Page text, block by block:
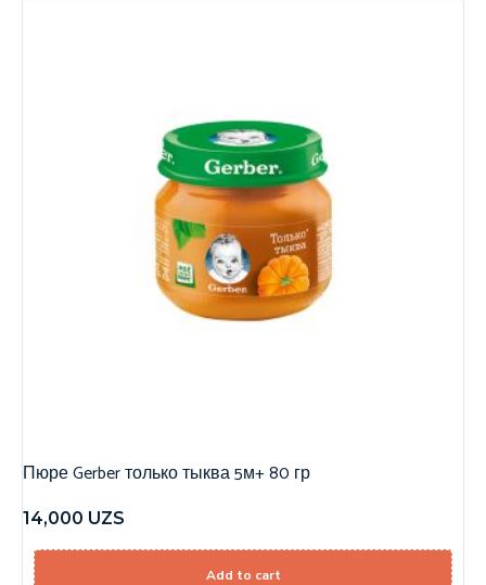
Пюре Gerber только тыква 5м+ 80 гр
14,000 UZS
Add to cart